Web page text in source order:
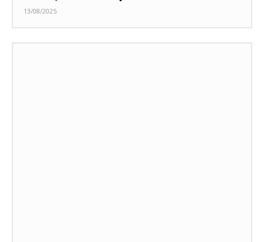
13/08/2025